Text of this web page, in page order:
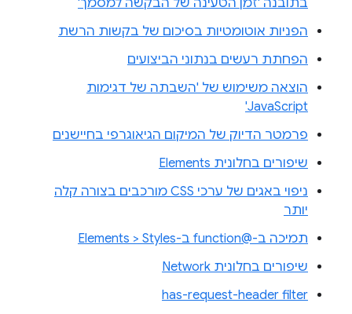
הפניות אוטומטיות בסיכום של בקשות הרשת
הפחתת רעשים בנתוני הביצועים
הוצאה משימוש של 'השבתה של דגימות
JavaScript'
פרמטר הדיוק של המיקום הגיאוגרפי בחיישנים
שיפורים בחלונית Elements
ניפוי באגים של ערכי CSS מורכבים בצורה קלה
יותר
תמיכה ב-@function ב-Elements > Styles
שיפורים בחלונית Network
has-request-header filter